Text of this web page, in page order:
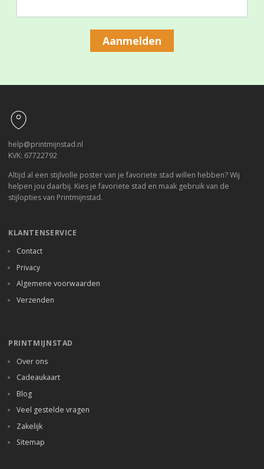
Aanmelden
help@printmijnstad.nl
KVK: 67722792
Altijd al een stijlvolle poster van je favoriete stad willen hebben? Wij
helpen jou daarbij. Kies je favoriete stad en maak gebruik van de
stijlopties van Printmijnstad.
KLANTENSERVICE
Contact
Privacy
Algemene voorwaarden
Verzenden
PRINTMIJNSTAD
Over ons
Cadeaukaart
Blog
Veel gestelde vragen
Zakelijk
Sitemap